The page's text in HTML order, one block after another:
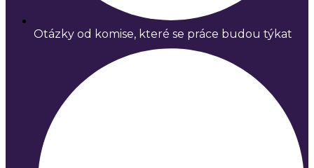
Otázky od komise, které se práce budou týkat